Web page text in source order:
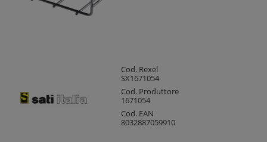
Cod. Rexel
SX1671054
Cod. Produttore
1671054
Cod. EAN
8032887059910